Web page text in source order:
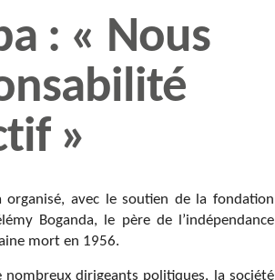
: « Nous
»
avec le soutien de la fondation
Boganda, le père de l’indépendance
mort en 1956.
nombreux dirigeants politiques, la société